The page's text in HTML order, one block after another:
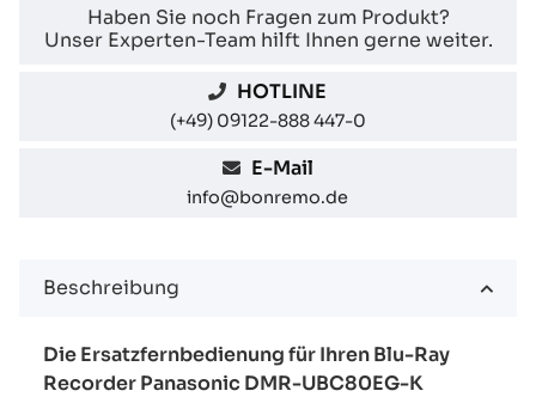
Haben Sie noch Fragen zum Produkt?
Unser Experten-Team hilft Ihnen gerne weiter.
HOTLINE
(+49) 09122-888 447-0
E-Mail
info@bonremo.de
Beschreibung
Die Ersatzfernbedienung für Ihren Blu-Ray
Recorder Panasonic DMR-UBC80EG-K